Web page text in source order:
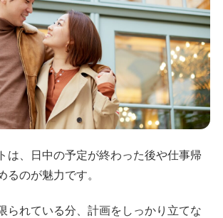
は、日中の予定が終わった後や仕事帰
るのが魅力です。
られている分、計画をしっかり立てな